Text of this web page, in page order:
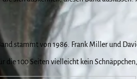
stammt von 1986. Frank Miller und
die 100 Seiten vielleicht kein